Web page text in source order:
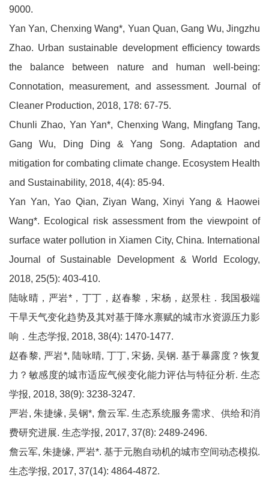
9000.
Yan Yan, Chenxing Wang*, Yuan Quan, Gang Wu, Jingzhu
Zhao. Urban sustainable development efficiency towards
the balance between nature and human well-being:
Connotation, measurement, and assessment. Journal of
Cleaner Production, 2018, 178: 67-75.
Chunli Zhao, Yan Yan*, Chenxing Wang, Mingfang Tang,
Gang Wu, Ding Ding & Yang Song. Adaptation and
mitigation for combating climate change. Ecosystem Health
and Sustainability, 2018, 4(4): 85-94.
Yan Yan, Yao Qian, Ziyan Wang, Xinyi Yang & Haowei
Wang*. Ecological risk assessment from the viewpoint of
surface water pollution in Xiamen City, China. International
Journal of Sustainable Development & World Ecology,
2018, 25(5): 403-410.
陆咏晴，严岩*，丁丁，赵春黎，宋杨，赵景柱．我国极端
干旱天气变化趋势及其对基于降水禀赋的城市水资源压力影
响．生态学报, 2018, 38(4): 1470-1477.
赵春黎, 严岩*, 陆咏晴, 丁丁, 宋扬, 吴钢. 基于暴露度？恢复
力？敏感度的城市适应气候变化能力评估与特征分析. 生态
学报, 2018, 38(9): 3238-3247.
严岩, 朱捷缘, 吴钢*, 詹云军. 生态系统服务需求、供给和消
费研究进展. 生态学报, 2017, 37(8): 2489-2496.
詹云军, 朱捷缘, 严岩*. 基于元胞自动机的城市空间动态模拟.
生态学报, 2017, 37(14): 4864-4872.